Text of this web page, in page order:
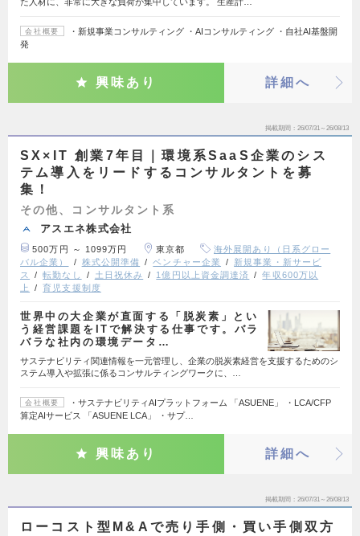
会社概要
・新規事業コンサルティング ・AIコンサルティング ・自社AI基盤開
発
興味あり 詳細へ
掲載期間 26/07/31～26/08/13
SX×IT 創業7年目｜環境系SaaS企業のシス
テム導入をリードするコンサルタントを募
集！
その他、コンサルタント系
アスエネ株式会社
500万円 ～ 1099万円 東京都
海外展開あり（日系グロー
バル企業）
株式公開準備 ベンチャー企業
新規事業・新サービ
ス
転勤なし 土日祝休み 1億円以上資金調達済
年収600万以
上
育児支援制度
世界中の大企業が直面する「脱炭素」とい
う経営課題をITで解決する仕事です。バラ
バラな社内の環境データ…
サステナビリティ関連情報を一元管理し、企業の脱炭素経営を支援するためのシ
ステム導入や拡張に係るコンサルティングワークに、…
会社概要
・サステナビリティAIプラットフォーム 「ASUENE」 ・LCA/CFP
算定AIサービス 「ASUENE LCA」 ・サプ…
興味あり 詳細へ
掲載期間 26/07/31～26/08/13
ローコスト型M&Aで売り手側・買い手側双方